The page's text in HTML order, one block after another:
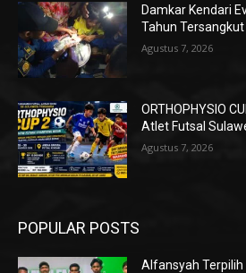
Damkar Kendari
Tahun
Agustus 7, 2026
ORTHOPHYSIO
Atlet Futsal
Agustus 7, 2026
POPULAR POSTS
Alfansyah